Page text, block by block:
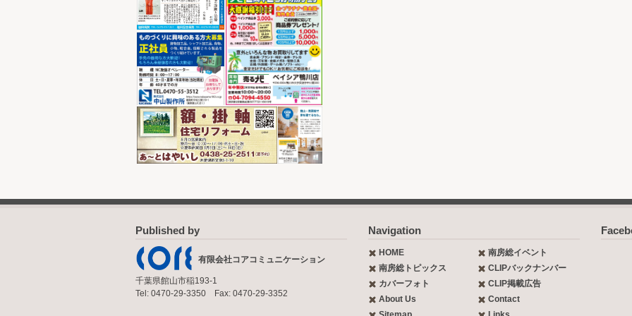
Published by
有限会社コアコミュニケーション
千葉県館山市稲193-1
Tel: 0470-29-3350 Fax: 0470-29-3352
Navigation
HOME
南房総イベント
南房総トピックス
CLIPバックナンバー
カバーフォト
CLIP掲載広告
About Us
Contact